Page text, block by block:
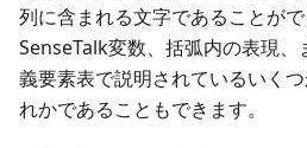
列に含まれる文字であることがで
SenseTalk変数、括弧内の表現
義要素表で説明されているいく
れかであることもできます。